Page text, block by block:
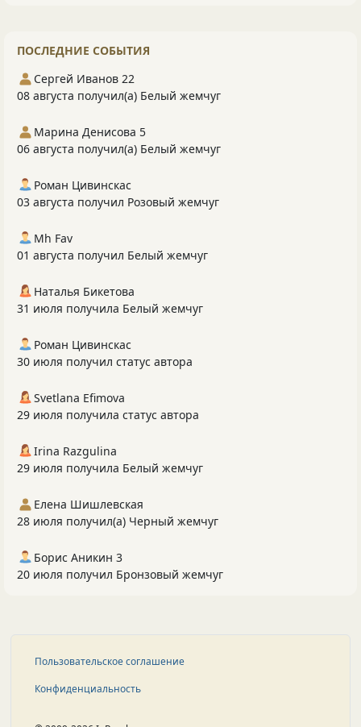
ПОСЛЕДНИЕ СОБЫТИЯ
Сергей Иванов 22
08 августа получил(а) Белый жемчуг
Марина Денисова 5
06 августа получил(а) Белый жемчуг
Роман Цивинскас
03 августа получил Розовый жемчуг
Mh Fav
01 августа получил Белый жемчуг
Наталья Бикетова
31 июля получила Белый жемчуг
Роман Цивинскас
30 июля получил статус автора
Svetlana Efimova
29 июля получила статус автора
Irina Razgulina
29 июля получила Белый жемчуг
Елена Шишлевская
28 июля получил(а) Черный жемчуг
Борис Аникин 3
20 июля получил Бронзовый жемчуг
Пользовательское соглашение
Конфиденциальность